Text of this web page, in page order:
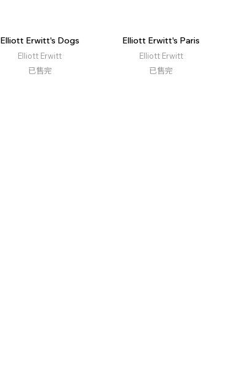
Elliott Erwitt's Dogs
Elliott Erwitt
已售完
Elliott Erwitt's Paris
Elliott Erwitt
已售完